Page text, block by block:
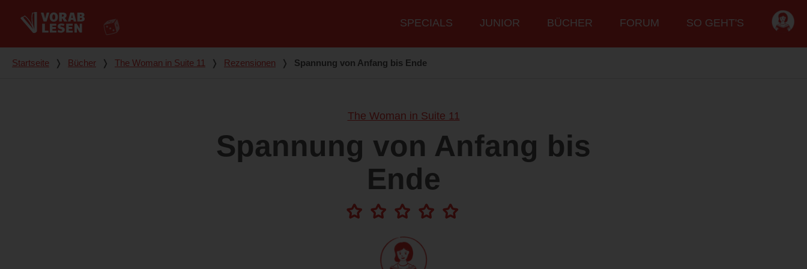
Hauptmenü
SPECIALS JUNIOR BÜCHER FORUM SO GEHT'S
Du bist hier
Startseite ❭ Bücher ❭ The Woman in Suite 11 ❭ Rezensionen ❭ Spannung von Anfang bis Ende
The Woman in Suite 11
Spannung von Anfang bis
Ende